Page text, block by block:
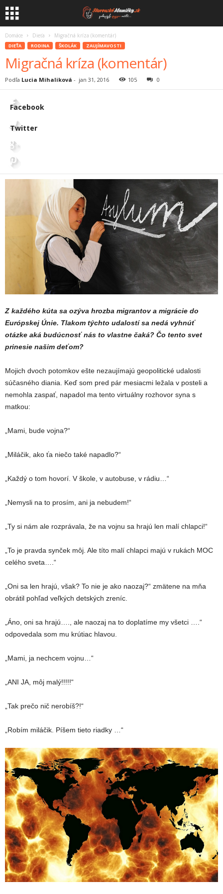
Domáce Dieťa Migračná kríza (komentár)
DIEŤA RODINA ŠKOLÁK ZAUJÍMAVOSTI
Migračná kríza (komentár)
Podľa Lucia Mihaliková - jan 31, 2016 105 0
Facebook
Twitter
Z každého kúta sa ozýva hrozba migrantov a migrácie do
Európskej Únie. Tlakom týchto udalostí sa nedá vyhnúť
otázke aká budúcnosť nás to vlastne čaká? Čo tento svet
prinesie našim deťom?
Mojich dvoch potomkov ešte nezaujímajú geopolitické udalosti
súčasného diania. Keď som pred pár mesiacmi ležala v posteli a
nemohla zaspať, napadol ma tento virtuálny rozhovor syna s
matkou:
„Mami, bude vojna?“
„Miláčik, ako ťa niečo také napadlo?“
„Každý o tom hovorí. V škole, v autobuse, v rádiu…“
„Nemysli na to prosím, ani ja nebudem!“
„Ty si nám ale rozprávala, že na vojnu sa hrajú len malí chlapci!“
„To je pravda synček môj. Ale títo malí chlapci majú v rukách MOC
celého sveta….“
„Oni sa len hrajú, však? To nie je ako naozaj?“ zmätene na mňa
obrátil pohľad veľkých detských zreníc.
„Áno, oni sa hrajú…., ale naozaj na to doplatíme my všetci ….“
odpovedala som mu krútiac hlavou.
„Mami, ja nechcem vojnu…“
„ANI JA, môj malý!!!!!“
„Tak prečo nič nerobíš?!“
„Robím miláčik. Píšem tieto riadky …“